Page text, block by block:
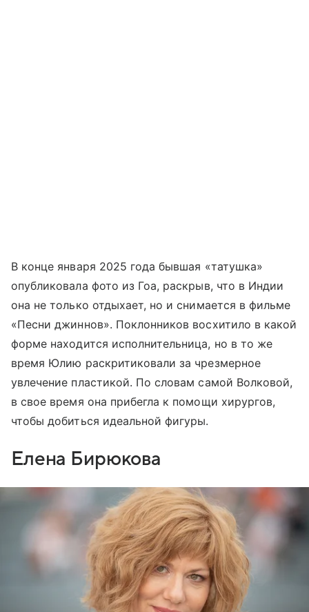
В конце января 2025 года бывшая «татушка»
опубликовала фото из Гоа, раскрыв, что в Индии
она не только отдыхает, но и снимается в фильме
«Песни джиннов». Поклонников восхитило в какой
форме находится исполнительница, но в то же
время Юлию раскритиковали за чрезмерное
увлечение пластикой. По словам самой Волковой,
в свое время она прибегла к помощи хирургов,
чтобы добиться идеальной фигуры.
Елена Бирюкова